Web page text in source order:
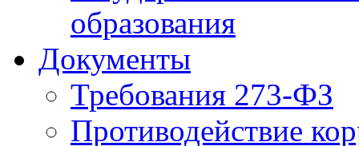
образования
Документы
Требования 273-ФЗ
Противодействие